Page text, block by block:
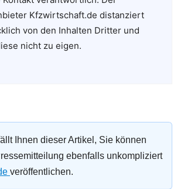
Kfzwirtschaft.de distanziert
von den Inhalten Dritter und
nicht zu eigen.
Ihnen dieser Artikel, Sie können
ebenfalls unkompliziert
veröffentlichen.